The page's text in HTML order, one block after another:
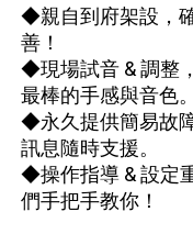
◆親自到府架設，
善！
◆現場試音 & 調整
最棒的手感與音色。
◆永久提供簡易故
訊息隨時支援。
◆操作指導 & 設定
們手把手教你！